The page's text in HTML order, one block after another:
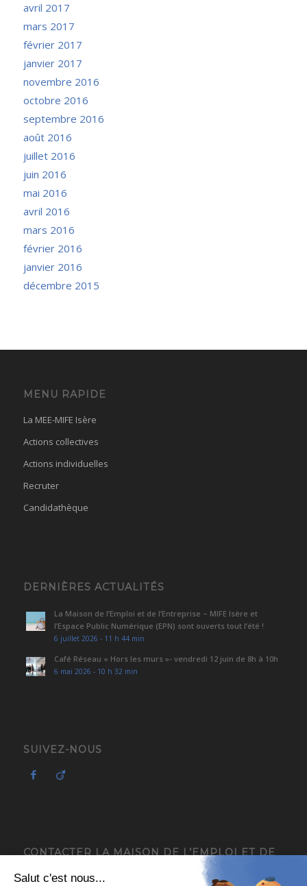
avril 2017
mars 2017
février 2017
janvier 2017
novembre 2016
octobre 2016
septembre 2016
août 2016
juillet 2016
juin 2016
mai 2016
avril 2016
mars 2016
février 2016
janvier 2016
décembre 2015
MENU RAPIDE
La MEE-MIFE Isère
Actions collectives
Actions individuelles
Recruter
Candidathèque
DERNIÈRES ACTUALITÉS
La Maison de l’Emploi et de l’Entreprise – MIFE Isère et
l’Espace Public Numérique (EPN) sont ouverts tout l’été !
6 juillet 2026 - 11 h 44 min
Café Réseau « Hors les murs »- vendredi 12 juin de 8h à 10h
6 mai 2026 - 10 h 32 min
SUIVEZ-NOUS
CONTACTER LA MAISON DE L’EMPLOI ET DE